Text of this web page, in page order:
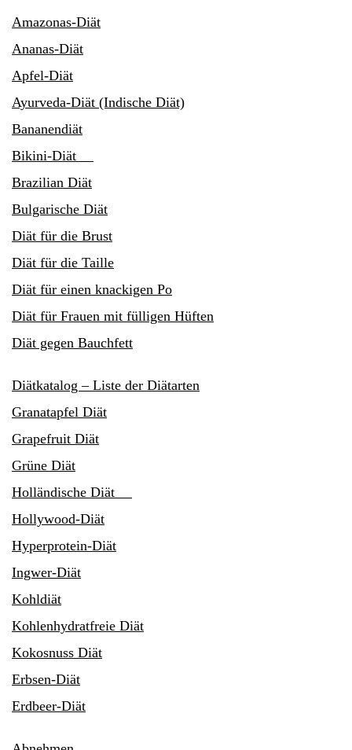
Amazonas-Diät
Ananas-Diät
Apfel-Diät
Ayurveda-Diät (Indische Diät)
Bananendiät
Bikini-Diät
Brazilian Diät
Bulgarische Diät
Diät für die Brust
Diät für die Taille
Diät für einen knackigen Po
Diät für Frauen mit fülligen Hüften
Diät gegen Bauchfett
Diätkatalog – Liste der Diätarten
Granatapfel Diät
Grapefruit Diät
Grüne Diät
Holländische Diät
Hollywood-Diät
Hyperprotein-Diät
Ingwer-Diät
Kohldiät
Kohlenhydratfreie Diät
Kokosnuss Diät
Erbsen-Diät
Erdbeer-Diät